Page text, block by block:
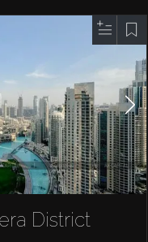
District